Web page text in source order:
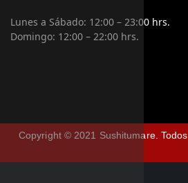
Lunes a Sábado: 12:00 – 23:00 hrs.
Domingo: 12:00 – 22:00 hrs.
Copyright © 2021 Sushitumare.